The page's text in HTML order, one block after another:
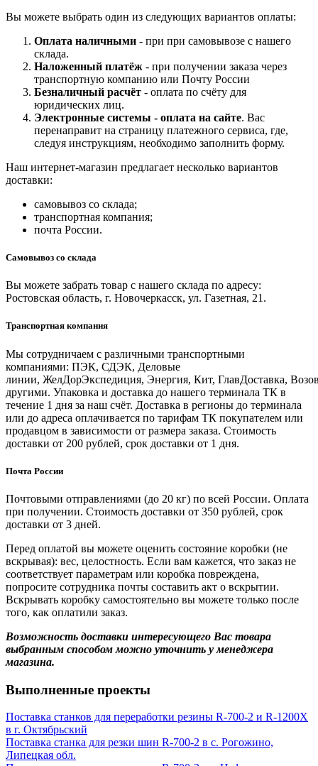
Вы можете выбрать один из следующих вариантов оплаты:
Оплата наличными - при при самовывозе с нашего
склада.
Наложенный платёж - при получении заказа через
транспортную компанию или Почту России
Безналичный расчёт - оплата по счёту для
юридических лиц.
Электронные системы - оплата на сайте. Вас
перенаправит на страницу платежного сервиса, где,
следуя инструкциям, необходимо заполнить форму.
Наш интернет-магазин предлагает несколько вариантов
доставки:
самовывоз со склада;
транспортная компания;
почта России.
Самовывоз со склада
Вы можете забрать товар с нашего склада по адресу:
Ростовская область, г. Новочеркасск, ул. Газетная, 21.
Транспортная компания
Мы сотрудничаем с различными транспортными
компаниями: ПЭК, СДЭК, Деловые
линии, ЖелДорЭкспедиция, Энергия, Кит, ГлавДоставка,
другими. Упаковка и доставка до нашего терминала ТК в
течение 1 дня за наш счёт. Доставка в регионы до терминала
или до адреса оплачивается по тарифам ТК покупателем или
продавцом в зависимости от размера заказа. Стоимость
доставки от 200 рублей, срок доставки от 1 дня.
Почта России
Почтовыми отправлениями (до 20 кг) по всей России. Оплата
при получении. Стоимость доставки от 350 рублей, срок
доставки от 3 дней.
Перед оплатой вы можете оценить состояние коробки (не
вскрывая): вес, целостность. Если вам кажется, что заказ не
соответствует параметрам или коробка повреждена,
попросите сотрудника почты составить акт о вскрытии.
Вскрывать коробку самостоятельно вы можете только после
того, как оплатили заказ.
Возможность доставки интересующего Вас товара
выбранным способом можно уточнить у менеджера
магазина.
Выполненные проекты
Поставка станков для переработки резины R-700-2 и R-1200X
в г. Октябрьский
Поставка станка для резки шин R-700-2 в c. Рогожино,
Липецкая обл.